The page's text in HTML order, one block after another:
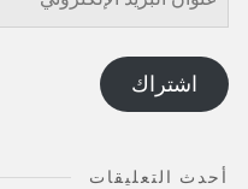
البريد
الإلكتروني
اشتراك
أحدث التعليقات